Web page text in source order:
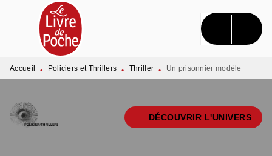
MENU RECHERCHE CONTENU
PIED DE PAGE
Accueil • Policiers et Thrillers • Thriller • Un prisonnier modèle
DÉCOUVRIR L'UNIVERS